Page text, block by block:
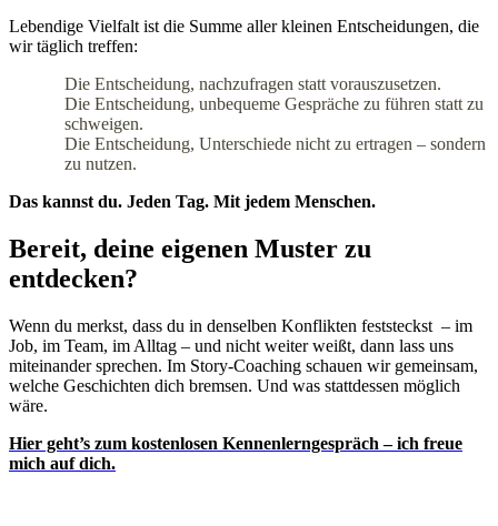
Lebendige Vielfalt ist die Summe aller kleinen Entscheidungen, die
wir täglich treffen:
Die Entscheidung, nachzufragen statt vorauszusetzen.
Die Entscheidung, unbequeme Gespräche zu führen statt zu
schweigen.
Die Entscheidung, Unterschiede nicht zu ertragen – sondern
zu nutzen.
Das kannst du. Jeden Tag. Mit jedem Menschen.
Bereit, deine eigenen Muster zu
entdecken?
Wenn du merkst, dass du in denselben Konflikten feststeckst – im
Job, im Team, im Alltag – und nicht weiter weißt, dann lass uns
miteinander sprechen. Im Story-Coaching schauen wir gemeinsam,
welche Geschichten dich bremsen. Und was stattdessen möglich
wäre.
Hier geht’s zum kostenlosen Kennenlerngespräch – ich freue
mich auf dich.